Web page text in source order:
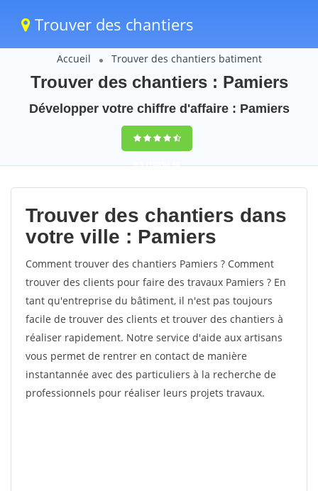
Trouver des chantiers
Accueil Trouver des chantiers batiment
Trouver des chantiers : Pamiers
Développer votre chiffre d'affaire : Pamiers
9,5(100%)40
votes
Trouver des chantiers dans
votre ville : Pamiers
Comment trouver des chantiers Pamiers ? Comment
trouver des clients pour faire des travaux Pamiers ? En
tant qu'entreprise du bâtiment, il n'est pas toujours
facile de trouver des clients et trouver des chantiers à
réaliser rapidement. Notre service d'aide aux artisans
vous permet de rentrer en contact de manière
instantannée avec des particuliers à la recherche de
professionnels pour réaliser leurs projets travaux.